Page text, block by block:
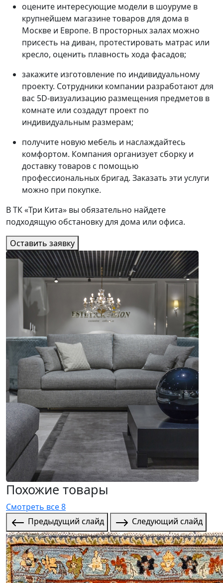
оцените интересующие модели в шоуруме в
крупнейшем магазине товаров для дома в
Москве и Европе. В просторных залах можно
присесть на диван, протестировать матрас или
кресло, оценить плавность хода фасадов;
закажите изготовление по индивидуальному
проекту. Сотрудники компании разработают для
вас 5D-визуализацию размещения предметов в
комнате или создадут проект по
индивидуальным размерам;
получите новую мебель и наслаждайтесь
комфортом. Компания организует сборку и
доставку товаров с помощью
профессиональных бригад. Заказать эти услуги
можно при покупке.
В ТК «Три Кита» вы обязательно найдете
подходящую обстановку для дома или офиса.
Оставить заявку
Похожие товары
Смотреть все 8
Предыдущий слайд
Следующий слайд